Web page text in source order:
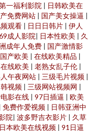
一福利影院 | 日韩欧美在
免费网站 | 国产美女操逼 |
观看 | 日日日韩片 | 伊人
成人影院| 日本性欧美 | 久
成年人免费 | 国产激情影
产欧美 | 在线欧美精品 |
线欧美 | 老熟女乱子伦 |
午夜网站 | 三级毛片视频 |
视频 | 三级网站视频网 |
影在线 | 97日插逼 | 欧美
免费作爱视频 | 日韩亚洲中
院| 波多野吉衣影片 | 久草
日本欧美在线视频 | 91日逼